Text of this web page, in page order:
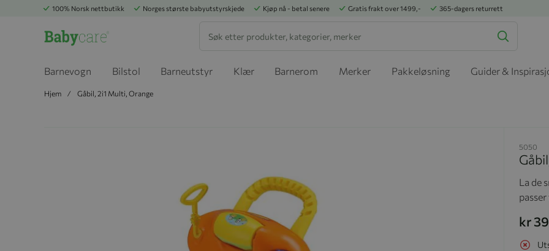
100% Norsk nettbutikk Norges største babyutstyrskjede Kjøp nå - betal senere Gratis frakt over 1499,- 365-dagers returrett
Barnevogn Bilstol Barneutstyr Klær Barnerom Merker Pakkeløsning Guider &
Hjem Gåbil, 2i1 Multi, Orange
5050
La de
passer
kr